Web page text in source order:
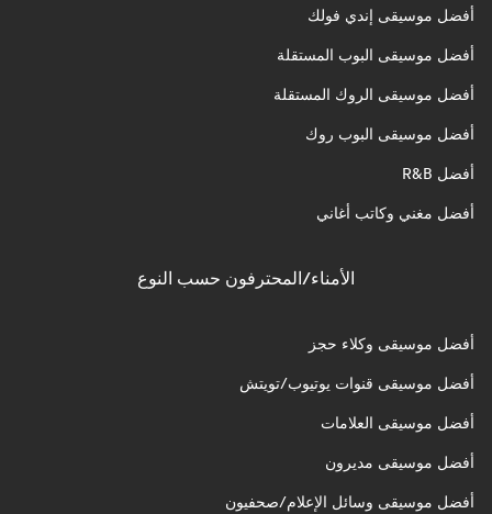
أفضل موسيقى إندي فولك
أفضل موسيقى البوب المستقلة
أفضل موسيقى الروك المستقلة
أفضل موسيقى البوب روك
أفضل R&B
أفضل مغني وكاتب أغاني
الأمناء/المحترفون حسب النوع
أفضل موسيقى وكلاء حجز
أفضل موسيقى قنوات يوتيوب/تويتش
أفضل موسيقى العلامات
أفضل موسيقى مديرون
أفضل موسيقى وسائل الإعلام/صحفيون